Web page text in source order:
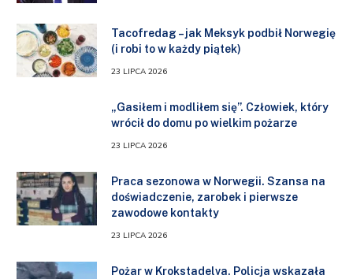
Tacofredag – jak Meksyk podbił Norwegię
(i robi to w każdy piątek)
23 LIPCA 2026
„Gasiłem i modliłem się”. Człowiek, który
wrócił do domu po wielkim pożarze
23 LIPCA 2026
Praca sezonowa w Norwegii. Szansa na
doświadczenie, zarobek i pierwsze
zawodowe kontakty
23 LIPCA 2026
Pożar w Krokstadelva. Policja wskazała